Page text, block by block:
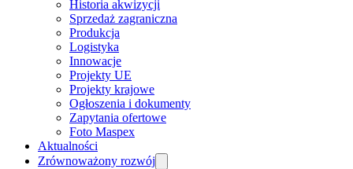
Historia akwizycji
Sprzedaż zagraniczna
Produkcja
Logistyka
Innowacje
Projekty UE
Projekty krajowe
Ogłoszenia i dokumenty
Zapytania ofertowe
Foto Maspex
Aktualności
Zrównoważony rozwój